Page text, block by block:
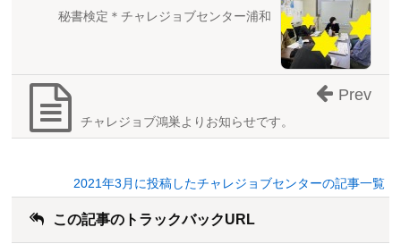
秘書検定＊チャレジョブセンター浦和
チャレジョブ鴻巣よりお知らせです。
Prev
2021年3月に投稿したチャレジョブセンターの記事一覧
この記事のトラックバックURL